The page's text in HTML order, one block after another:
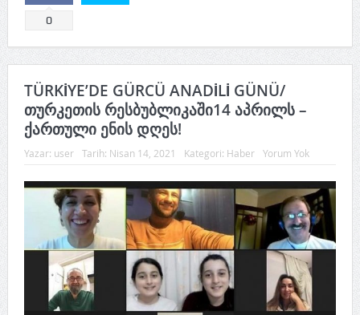
0
TÜRKİYE’DE GÜRCÜ ANADİLİ GÜNÜ/
თურკეთის რესბუბლიკაში14 აპრილს –
ქართული ენის დღეს!
Yazar: user Tarih: Nisan 14, 2021 Kategori: Haber Yorum Yok